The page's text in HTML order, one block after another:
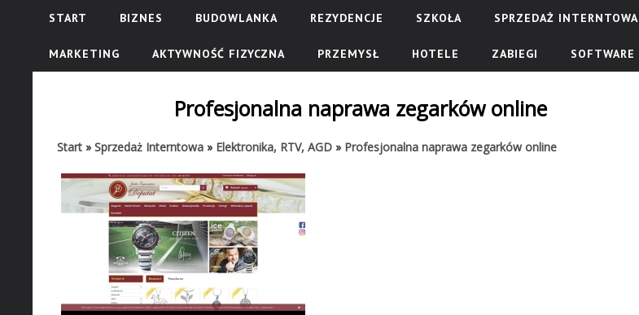
START BIZNES BUDOWLANKA REZYDENCJE SZKOŁA SPRZEDAŻ INTERNTOWA
MARKETING AKTYWNOŚĆ FIZYCZNA PRZEMYSŁ HOTELE ZABIEGI SOFTWARE
Profesjonalna naprawa zegarków online
Start » Sprzedaż Interntowa » Elektronika, RTV, AGD » Profesjonalna naprawa zegarków online